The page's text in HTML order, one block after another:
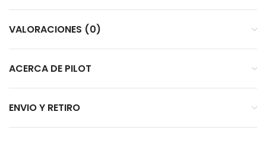
VALORACIONES (0)
ACERCA DE PILOT
ENVIO Y RETIRO